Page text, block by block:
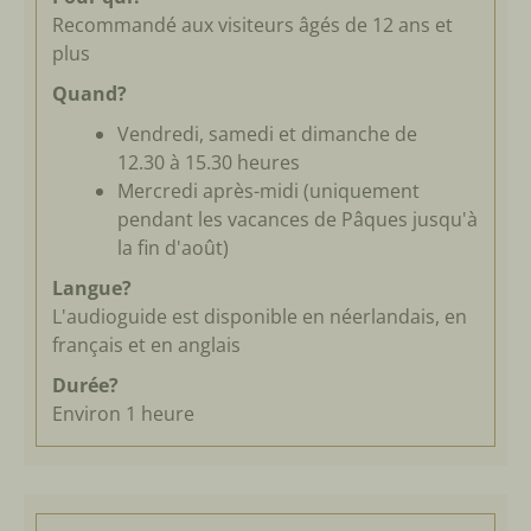
Recommandé aux visiteurs âgés de 12 ans et
plus
Quand?
Vendredi, samedi et dimanche de
12.30 à 15.30 heures
Mercredi après-midi (uniquement
pendant les vacances de Pâques jusqu'à
la fin d'août)
Langue?
L'audioguide est disponible en néerlandais, en
français et en anglais
Durée?
Environ 1 heure